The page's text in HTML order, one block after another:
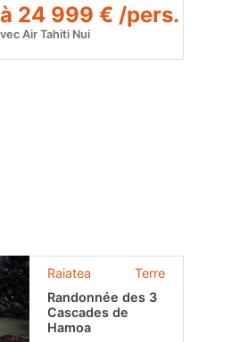
24 999 € /pers.
Air Tahiti Nui
Terre
Raiatea
Randonnée des 3
Cascades de
Hamoa